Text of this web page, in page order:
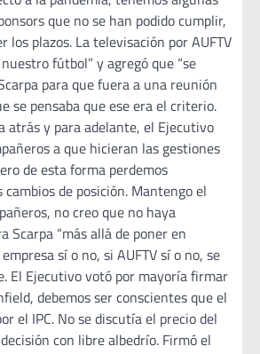
que no se han podido cumplir,
los plazos. La televisación por AUFTV
fútbol” y agregó que “se
para que fuera a una reunión
se pensaba que ese era el criterio.
atrás y para adelante, el Ejecutivo
a que hicieran las gestiones
de esta forma perdemos
de posición. Mantengo el
no creo que no haya
Scarpa “más allá de poner en
sí o no, si AUFTV sí o no, se
El Ejecutivo votó por mayoría firmar
debemos ser conscientes que el
el IPC. No se discutía el precio del
con libre albedrío. Firmó el